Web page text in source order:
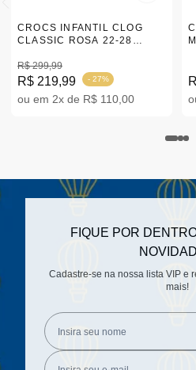
CROCS INFANTIL CLOG
CLASSIC ROSA 22-28
R$ 299,99
R$ 219,99 - 27%
ou em 2x de R$ 110,00
FIQUE POR
Cadastre-se na nossa lista VIP e
mais!